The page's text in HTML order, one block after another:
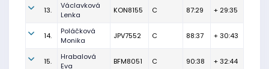
13.
Václavková
Lenka
KON8155 C 87:29 + 29:35
14.
Poláčková
Monika
JPV7552 C 88:37 + 30:43
15.
Hrabalová
Eva
BFM8051 C 90:38 + 32:44